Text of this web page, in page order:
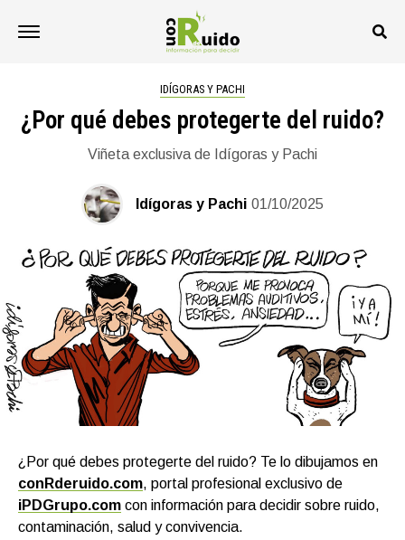
IDÍGORAS Y PACHI
¿Por qué debes protegerte del ruido?
Viñeta exclusiva de Idígoras y Pachi
Idígoras y Pachi 01/10/2025
¿Por qué debes protegerte del ruido? Te lo dibujamos en
conRderuido.com, portal profesional exclusivo de
iPDGrupo.com con información para decidir sobre ruido,
contaminación, salud y convivencia.